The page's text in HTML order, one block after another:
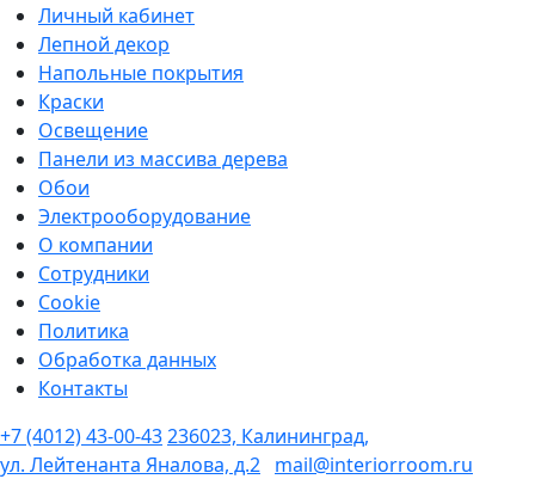
Личный кабинет
Лепной декор
Напольные покрытия
Краски
Освещение
Панели из массива дерева
Обои
Электрооборудование
О компании
Сотрудники
Cookie
Политика
Обработка данных
Контакты
+7 (4012) 43-00-43236023, Калининград,
ул. Лейтенанта Яналова, д.2 mail@interiorroom.ru